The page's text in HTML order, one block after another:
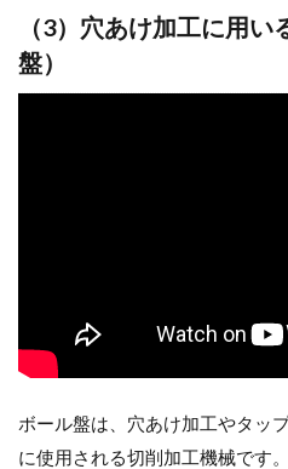
（3）穴あけ加工に用
盤）
ボール盤は、穴あけ加工やタッ
に使用される切削加工機械です